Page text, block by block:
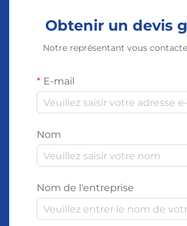
Obtenir un devis
Notre représentant vous
E-mail
Nom
Nom de l'entreprise